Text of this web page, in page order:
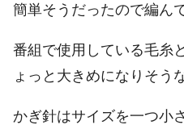
簡単そうだったので編ん
番組で使用している毛糸
ょっと大きめになりそう
かぎ針はサイズを一つ小